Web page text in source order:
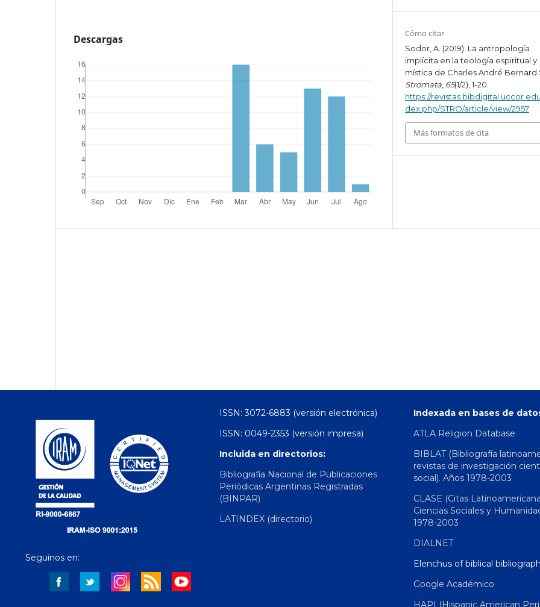
Descargas Cómo citar
Sodor, A. (2019). La antropología
implícita en la teología espiritual y
mística de Charles André Bernard
Stromata 65(1/2), 1-20.
https://
dex.php/STRO/article/view/2957
Más formatos de cita
Seguinos en:
ISSN: 3072-6883 (versión electrónica)
ISSN: 0049-2353 (versión impresa)
Incluida en directorios:
Bibliografía Nacional de Publicaciones
Periódicas Argentinas Registradas
(BINPAR)
LATINDEX (directorio)
Indexada en bases de
ATLA Religion Database
BIBLAT (Bibliografía
revistas de investigación
social). Años 1978-2003
CLASE (Citas
Ciencias Sociales y
1978-2003
DIALNET
Elenchus of biblical
Google Académico
HAPI (Hispanic American